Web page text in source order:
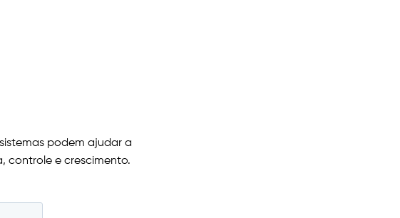
podem ajudar a
controle e crescimento.